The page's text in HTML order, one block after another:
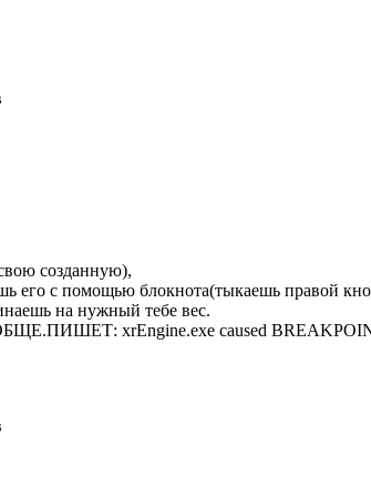
созданную),
его с помощью блокнота(тыкаешь правой
на нужный тебе вес.
xrEngine.exe caused BREAKPOINT in